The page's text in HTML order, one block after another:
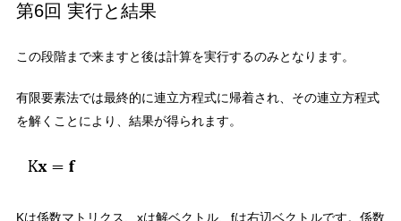
第6回 実行と結果
この段階まで来ますと後は計算を実行するのみとなります。
有限要素法では最終的に連立方程式に帰着され、その連立方程式
を解くことにより、結果が得られます。
Kは係数マトリクス、xは解ベクトル、fは右辺ベクトルです。係数